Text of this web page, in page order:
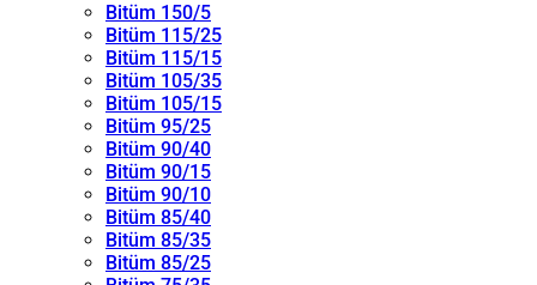
Bitüm 150/5
Bitüm 115/25
Bitüm 115/15
Bitüm 105/35
Bitüm 105/15
Bitüm 95/25
Bitüm 90/40
Bitüm 90/15
Bitüm 90/10
Bitüm 85/40
Bitüm 85/35
Bitüm 85/25